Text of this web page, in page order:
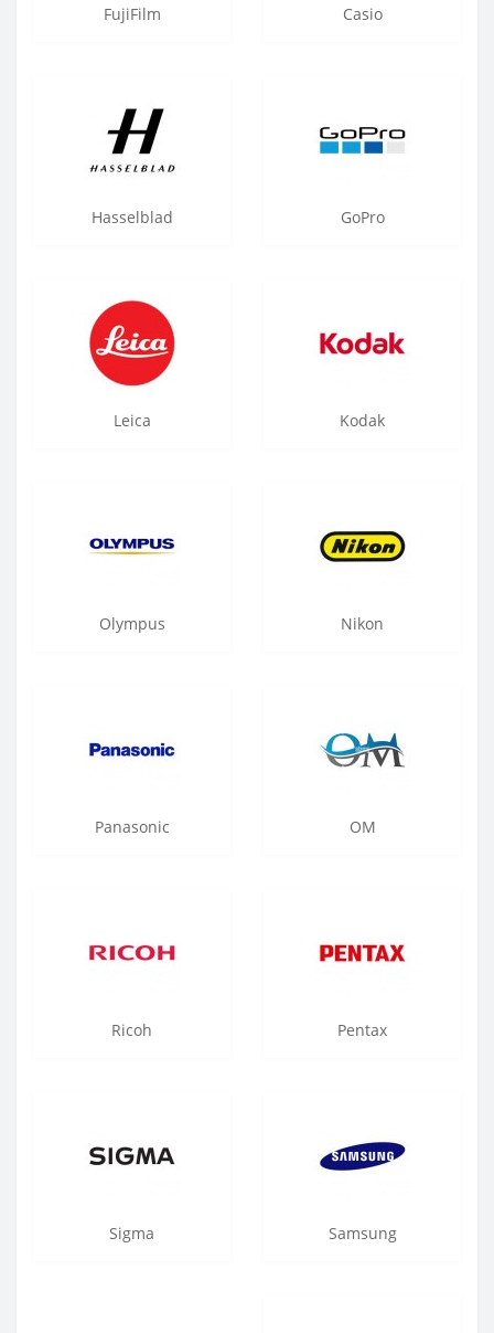
Casio
FujiFilm
GoPro
Hasselblad
Kodak
Leica
Nikon
Olympus
OM
Panasonic
Pentax
Ricoh
Samsung
Sigma